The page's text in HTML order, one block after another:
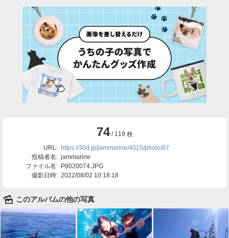
74/ 119 枚
URL: https://30d.jp/jammarine/4015/photo/87
投稿者名: jammarine
ファイル名: P8020074.JPG
撮影日時: 2022/08/02 10:18:18
🌄 このアルバムの他の写真